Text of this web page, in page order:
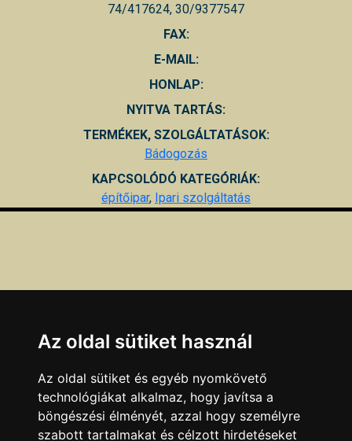
74/417624, 30/9377547
FAX:
E-MAIL:
HONLAP:
NYITVA TARTÁS:
TERMÉKEK, SZOLGÁLTATÁSOK:
Bádogozás
KAPCSOLÓDÓ KATEGÓRIÁK:
építőipar, Ipari szolgáltatás
Az oldal sütiket használ
Az oldal sütiket és egyéb nyomkövető
technológiákat alkalmaz, hogy javítsa a
böngészési élményét, azzal hogy személyre
szabott tartalmakat és célzott hirdetéseket